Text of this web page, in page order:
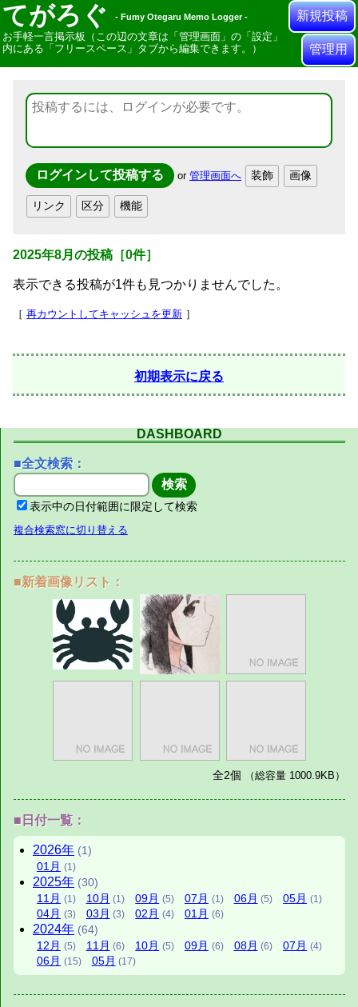
てがろぐ- Fumy Otegaru Memo Logger -
お手軽一言掲示板（この辺の文章は「管理画面」の「設定」
内にある「フリースペース」タブから編集できます。）
新規投稿
管理用
or 管理画面へ
2025年8月 の投稿 ［0件］
表示できる投稿が1件も見つかりませんでした。
［ 再カウントしてキャッシュを更新 ］
初期表示に戻る
DASHBOARD
■全文検索：
表示中の日付範囲に限定して検索
複合検索窓に切り替える
■新着画像リスト：
全2個 （総容量 1000.9KB）
■日付一覧：
2026年 (1)
01 月 (1)
2025年 (30)
11 月 (1) 10月 (1) 09月 (5) 07 月 (1) 06月 (5) 05月 (1)
04月 (3) 03 月 (3) 02 月 (4) 01 月 (6)
2024年 (64)
12 月 (5) 11 月 (6) 10月 (5) 09月 (6) 08月 (6) 07 月 (4)
06月 (15) 05月 (17)